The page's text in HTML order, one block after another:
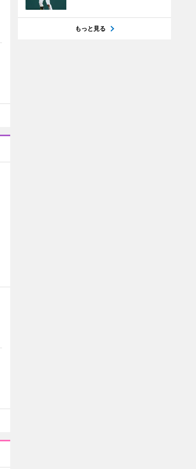
もっと見る